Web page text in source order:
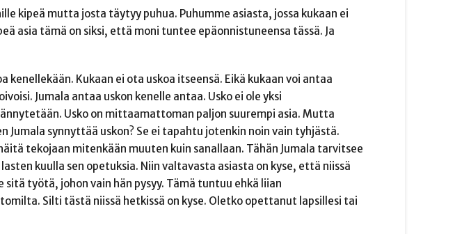
kipeä mutta josta täytyy puhua. Puhumme asiasta, jossa kukaan ei
asia tämä on siksi, että moni tuntee epäonnistuneensa tässä. Ja
kenellekään. Kukaan ei ota uskoa itseensä. Eikä kukaan voi antaa
Jumala antaa uskon kenelle antaa. Usko ei ole yksi
Usko on mittaamattoman paljon suurempi asia. Mutta
synnyttää uskon? Se ei tapahtu jotenkin noin vain tyhjästä.
tekojaan mitenkään muuten kuin sanallaan. Tähän Jumala tarvitsee
kuulla sen opetuksia. Niin valtavasta asiasta on kyse, että niissä
työtä, johon vain hän pysyy. Tämä tuntuu ehkä liian
Silti tästä niissä hetkissä on kyse. Oletko opettanut lapsillesi tai